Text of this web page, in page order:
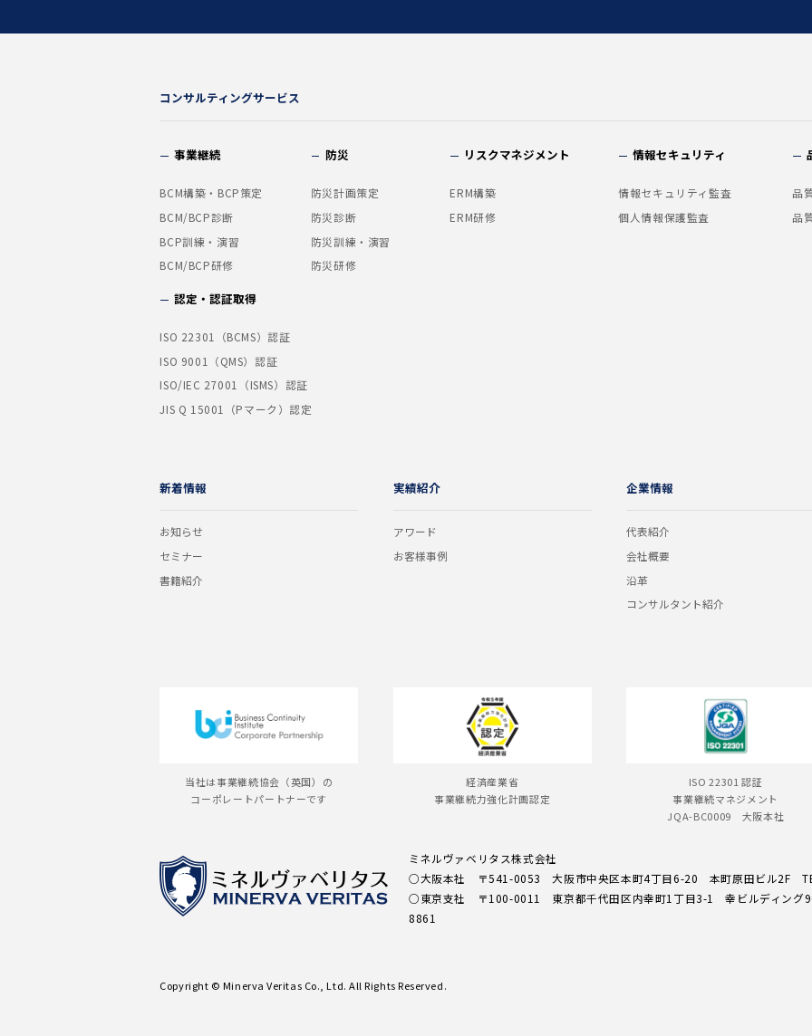
コンサルティングサービス
事業継続
BCM構築・BCP策定
BCM/BCP診断
BCP訓練・演習
BCM/BCP研修
防災
防災計画策定
防災診断
防災訓練・演習
防災研修
リスクマネジメント
ERM構築
ERM研修
情報セキュリティ
情報セキュリティ監査
個人情報保護監査
品
品
認定・認証取得
ISO 22301（BCMS）認証
ISO 9001（QMS）認証
ISO/IEC 27001（ISMS）認証
JIS Q 15001（Pマーク）認定
新着情報
お知らせ
セミナー
書籍紹介
実績紹介
アワード
お客様事例
企業情報
代表紹介
会社概要
沿革
コンサルタント紹介
当社は事業継続協会（英国）の
コーポレートパートナーです
経済産業省
事業継続力強化計画認定
ISO 22301 認証
事業継続マネジメント
JQA-BC0009 大阪本社
ミネルヴァベリタス株式会社
○大阪本社
〒541-0053 大阪市中央区本町4丁目6-20 本町原田ビル2F
○東京支社
〒100-0011 東京都千代田区内幸町1丁目3-1幸ビルディング
8861
Copyright © Minerva Veritas Co., Ltd. All Rights Reserved.